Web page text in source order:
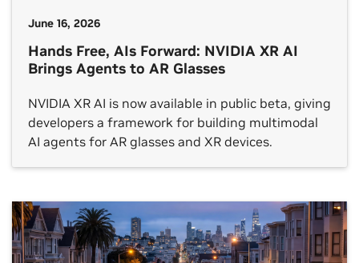
June 16, 2026
Hands Free, AIs Forward: NVIDIA XR AI
Brings Agents to AR Glasses
NVIDIA XR AI is now available in public beta, giving
developers a framework for building multimodal
AI agents for AR glasses and XR devices.